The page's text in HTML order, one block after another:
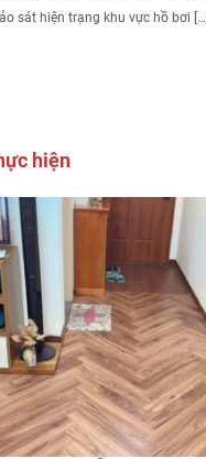
sát hiện trạng khu vực hồ bơi […]
hiện